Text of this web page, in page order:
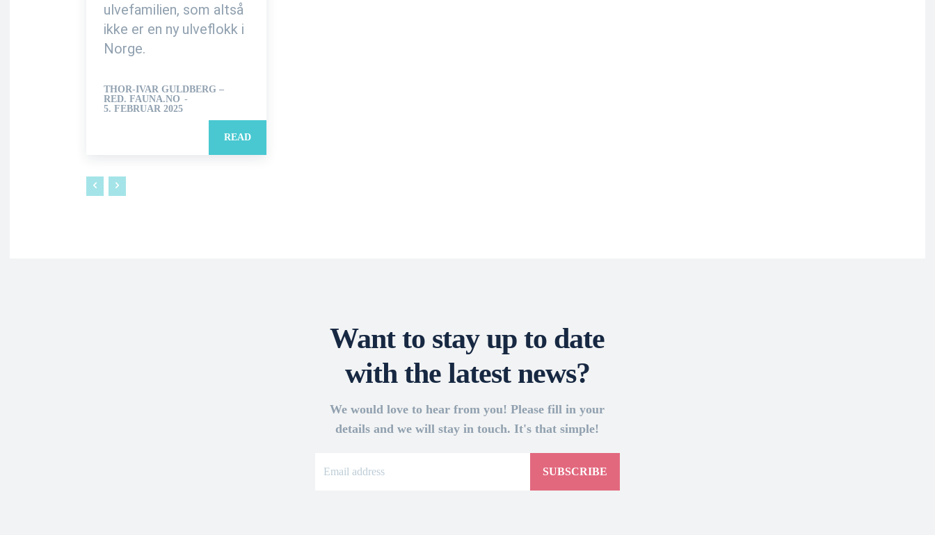
ulvefamilien, som altså
ikke er en ny ulveflokk i
Norge.
THOR-IVAR GULDBERG –
RED. FAUNA.NO -
5. FEBRUAR 2025
READ
Want to stay up to date
with the latest news?
We would love to hear from you! Please fill in your
details and we will stay in touch. It's that simple!
SUBSCRIBE